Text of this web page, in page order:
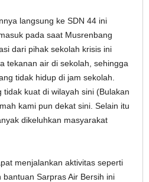
langsung ke SDN 44 ini
pada saat Musrenbang
dari pihak sekolah krisis ini
tekanan air di sekolah, sehingga
tidak hidup di jam sekolah.
tidak kuat di wilayah sini (Bulakan
kami pun dekat sini. Selain itu
dikeluhkan masyarakat
menjalankan aktivitas seperti
Sarpras Air Bersih ini